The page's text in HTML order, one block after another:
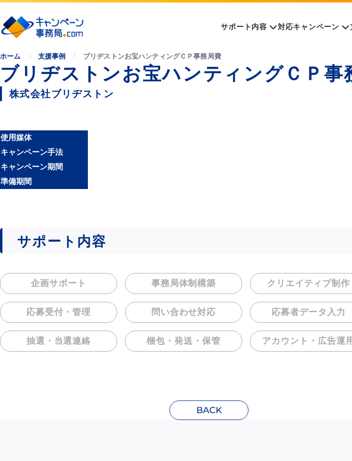
サポート内容 対応キャンペーン
ホーム 支援事例 ブリヂストンお宝ハンティングＣＰ事務局費
ブリヂストンお宝ハンティングＣＰ事
株式会社ブリヂストン
使用媒体
キャンペーン手法
キャンペーン期間
準備期間
サポート内容
企画サポート 事務局体制構築 クリエイティブ制作
応募受付・管理 問い合わせ対応 応募者データ入力
抽選・当選連絡 梱包・発送・保管 アカウント・ 広告運